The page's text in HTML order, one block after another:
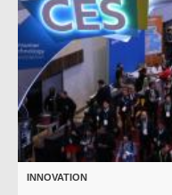
INNOVATION